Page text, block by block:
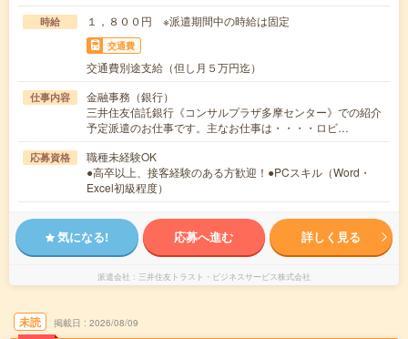
時給 １，８００円 ※派遣期間中の時給は固定
交通費
交通費別途支給（但し月５万円迄）
仕事内容
金融事務（銀行）
三井住友信託銀行《コンサルプラザ多摩センター》での紹介
予定派遣のお仕事です。主なお仕事は・・・・ロビ…
応募資格
職種未経験OK
●高卒以上、接客経験のある方歓迎！●PCスキル（Word・
Excel初級程度）
気になる! 応募へ進む 詳しく見る
派遣会社 三井住友トラスト・ビジネスサービス株式会社
未読 掲載日 2026/08/09